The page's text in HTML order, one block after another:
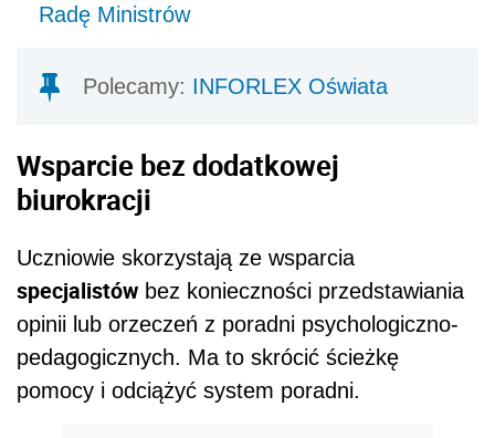
Radę Ministrów
Polecamy: INFORLEX Oświata
Wsparcie bez dodatkowej
biurokracji
Uczniowie skorzystają ze wsparcia
specjalistów bez konieczności przedstawiania
opinii lub orzeczeń z poradni psychologiczno-
pedagogicznych. Ma to skrócić ścieżkę
pomocy i odciążyć system poradni.